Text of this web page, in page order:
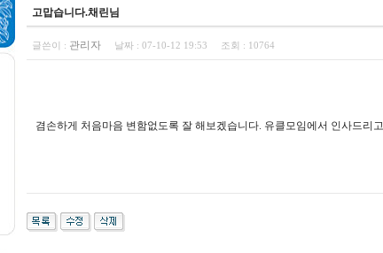
고맙습니다.채린님
글쓴이 : 관리자 날짜 : 07-10-12 19:53 조회 : 10764
겸손하게 처음마음 변함없도록 잘 해보겠습니다. 유클모임에서 인사드리